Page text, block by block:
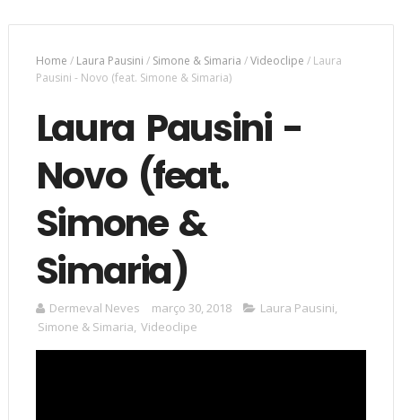
Home / Laura Pausini / Simone & Simaria /Videoclipe / Laura
Pausini - Novo (feat. Simone & Simaria)
Laura Pausini -
Novo (feat.
Simone &
Simaria)
Dermeval Neves março 30, 2018 Laura Pausini,
Simone & Simaria, Videoclipe